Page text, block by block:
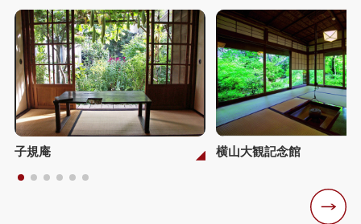
子規庵 横山大観記念館